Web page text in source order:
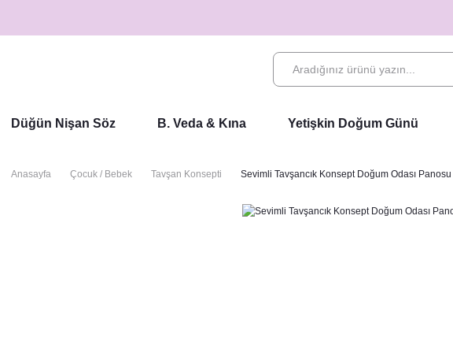
Düğün Nişan Söz B. Veda & Kına Yetişkin Doğum Günü
Anasayfa Çocuk / Bebek Tavşan Konsepti Sevimli Tavşancık Konsept Doğum Odası Panosu